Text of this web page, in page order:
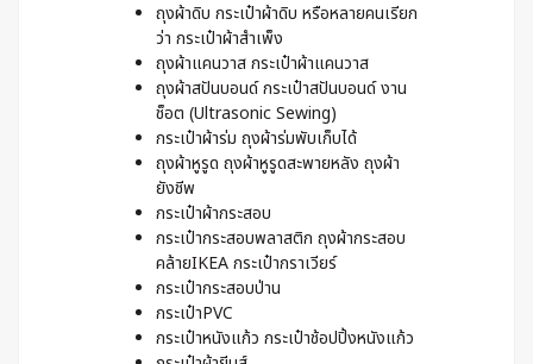
ถุงผ้าดิบ กระเป๋าผ้าดิบ หรือหลายคนเรียก
ว่า กระเป๋าผ้าสำเพ็ง
ถุงผ้าแคนวาส กระเป๋าผ้าแคนวาส
ถุงผ้าสปันบอนด์ กระเป๋าสปันบอนด์ งาน
ช็อต (Ultrasonic Sewing)
กระเป๋าผ้าร่ม ถุงผ้าร่มพับเก็บได้
ถุงผ้าหูรูด ถุงผ้าหูรูดสะพายหลัง ถุงผ้า
ยังชีพ
กระเป๋าผ้ากระสอบ
กระเป๋ากระสอบพลาสติก ถุงผ้ากระสอบ
คล้ายIKEA กระเป๋ากราเวียร์
กระเป๋ากระสอบป่าน
กระเป๋าPVC
กระเป๋าหนังแก้ว กระเป๋าช้อปปิ้งหนังแก้ว